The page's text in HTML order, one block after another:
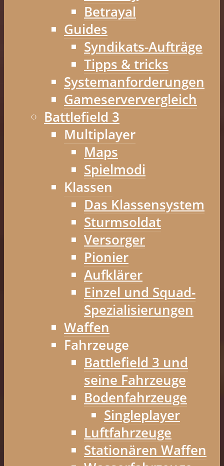
Betrayal
Guides
Syndikats-Aufträge
Tipps & tricks
Systemanforderungen
Gameserververgleich
Battlefield 3
Multiplayer
Maps
Spielmodi
Klassen
Das Klassensystem
Sturmsoldat
Versorger
Pionier
Aufklärer
Einzel und Squad-
Spezialisierungen
Waffen
Fahrzeuge
Battlefield 3 und
seine Fahrzeuge
Bodenfahrzeuge
Singleplayer
Luftfahrzeuge
Stationären Waffen